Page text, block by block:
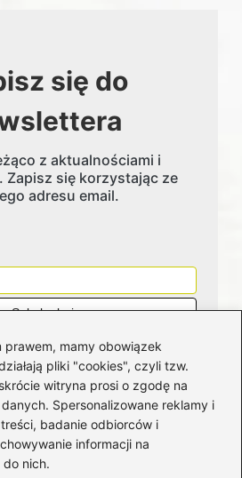
mamy obowiązek
pliki "cookies", czyli tzw.
witryna prosi o zgodę na
Spersonalizowane reklamy i
badanie odbiorców i
informacji na
nich.
się do
z aktualnościami i
Zapisz się korzystając ze
adresu email.